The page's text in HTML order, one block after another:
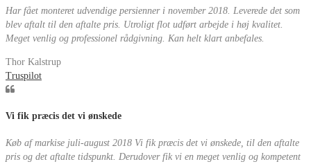
Har fået monteret udvendige persienner i november 2018. Leverede det som
blev aftalt til den aftalte pris. Utroligt flot udført arbejde i høj kvalitet.
Meget venlig og professionel rådgivning. Kan helt klart anbefales.
Thor Kalstrup
Truspilot
Vi fik præcis det vi ønskede
Køb af markise juli-august 2018 Vi fik præcis det vi ønskede, til den aftalte
pris og det aftalte tidspunkt. Derudover fik vi en meget venlig og kompetent